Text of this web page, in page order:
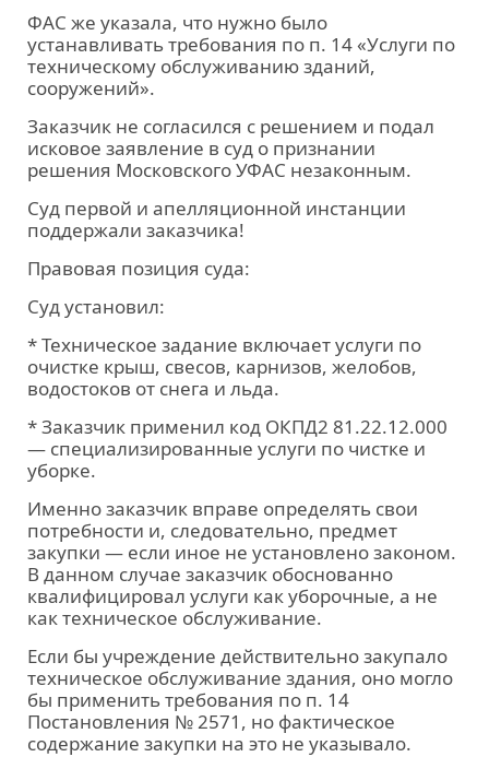
ФАС же указала, что нужно было
устанавливать требования по п. 14 «Услуги по
техническому обслуживанию зданий,
сооружений».
Заказчик не согласился с решением и подал
исковое заявление в суд о признании
решения Московского УФАС незаконным.
Суд первой и апелляционной инстанции
поддержали заказчика!
Правовая позиция суда:
Суд установил:
* Техническое задание включает услуги по
очистке крыш, свесов, карнизов, желобов,
водостоков от снега и льда.
* Заказчик применил код ОКПД2 81.22.12.000
— специализированные услуги по чистке и
уборке.
Именно заказчик вправе определять свои
потребности и, следовательно, предмет
закупки — если иное не установлено законом.
В данном случае заказчик обоснованно
квалифицировал услуги как уборочные, а не
как техническое обслуживание.
Если бы учреждение действительно закупало
техническое обслуживание здания, оно могло
бы применить требования по п. 14
Постановления № 2571, но фактическое
содержание закупки на это не указывало.